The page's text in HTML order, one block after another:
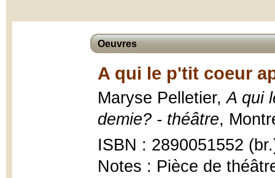
Oeuvres
A qui le p'tit coeur
Maryse Pelletier,A qui
demie? - théâtre,
ISBN : 2890051552
Notes : Pièce de